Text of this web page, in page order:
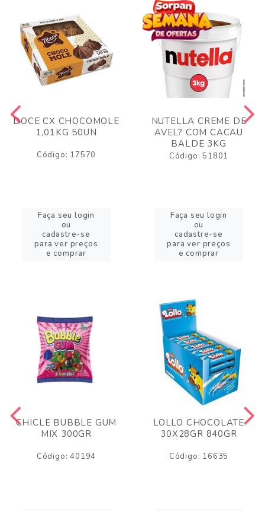
DOCE CX CHOCOMOLE
1,01KG 50UN
Código: 17570
Faça seu login
ou
cadastre-se
para ver preços
e comprar
NUTELLA CREME DE
AVEL? COM CACAU
BALDE 3KG
Código: 51801
Faça seu login
ou
cadastre-se
para ver preços
e comprar
CHICLE BUBBLE GUM
MIX 300GR
Código: 40194
LOLLO CHOCOLATE
30X28GR 840GR
Código: 16635